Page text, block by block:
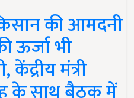
की आमदनी
ऊर्जा भी
केंद्रीय मंत्री